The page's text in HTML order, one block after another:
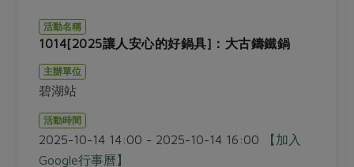
奶蛋豆・五穀
肉品・水產
麵食
肉食
海鮮
蔬食
蛋料理
把最好的台灣味帶回家！
2026年端午節預購圓滿結束
更多預購活動
觀點文章
主婦食堂
社內大小事
產品故事
樂齡生活
關於合作社
認識合作社
關於我們
合作社組織
重要公告
活動名稱
1014[2025讓人安心的好鍋具]：大古鑄鐵鍋
主辦單位
碧湖站
活動時間
2025-10-14 14:00 - 2025-10-14 16:00
【加入
Google行事曆】